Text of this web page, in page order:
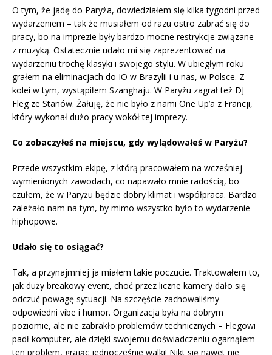
O tym, że jadę do Paryża, dowiedziałem się kilka tygodni przed
wydarzeniem – tak że musiałem od razu ostro zabrać się do
pracy, bo na imprezie były bardzo mocne restrykcje związane
z muzyką. Ostatecznie udało mi się zaprezentować na
wydarzeniu trochę klasyki i swojego stylu. W ubiegłym roku
grałem na eliminacjach do IO w Brazylii i u nas, w Polsce. Z
kolei w tym, wystąpiłem Szanghaju. W Paryżu zagrał też DJ
Fleg ze Stanów. Żałuję, że nie było z nami One Up’a z Francji,
który wykonał dużo pracy wokół tej imprezy.
Co zobaczyłeś na miejscu, gdy wylądowałeś w Paryżu?
Przede wszystkim ekipę, z którą pracowałem na wcześniej
wymienionych zawodach, co napawało mnie radością, bo
czułem, że w Paryżu będzie dobry klimat i współpraca. Bardzo
zależało nam na tym, by mimo wszystko było to wydarzenie
hiphopowe.
Udało się to osiągać?
Tak, a przynajmniej ja miałem takie poczucie. Traktowałem to,
jak duży breakowy event, choć przez liczne kamery dało się
odczuć powagę sytuacji. Na szczęście zachowaliśmy
odpowiedni vibe i humor. Organizacja była na dobrym
poziomie, ale nie zabrakło problemów technicznych – Flegowi
padł komputer, ale dzięki swojemu doświadczeniu ogarnąłem
ten problem, grając jednocześnie walki! Nikt się nawet nie